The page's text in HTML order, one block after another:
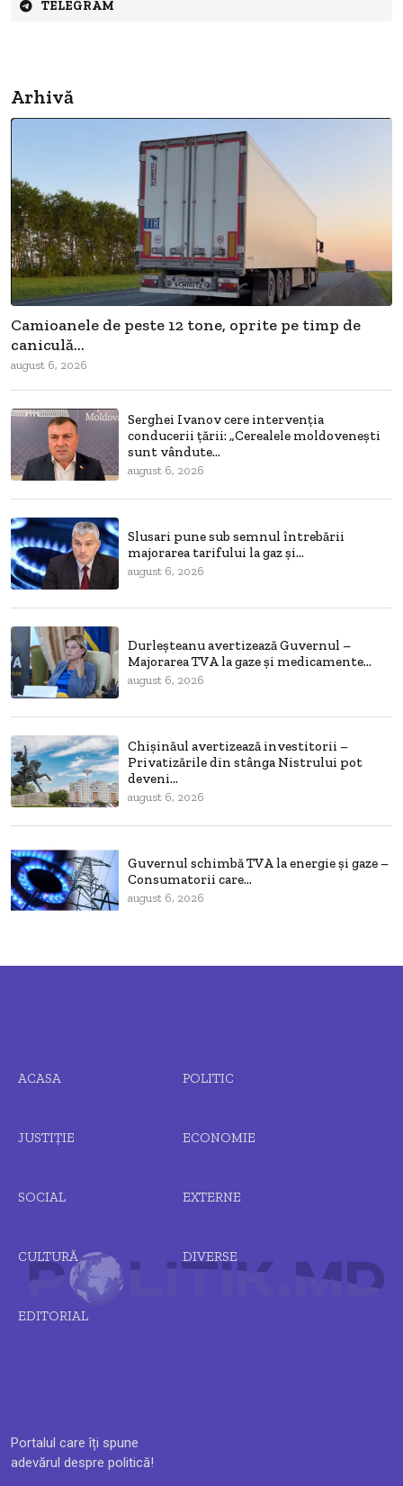
TELEGRAM
Arhivă
Camioanele de peste 12 tone, oprite pe timp de
caniculă...
august 6, 2026
Serghei Ivanov cere intervenția
conducerii țării: „Cerealele moldovenești
sunt vândute...
august 6, 2026
Slusari pune sub semnul întrebării
majorarea tarifului la gaz și...
august 6, 2026
Durleșteanu avertizează Guvernul –
Majorarea TVA la gaze și medicamente...
august 6, 2026
Chișinăul avertizează investitorii –
Privatizările din stânga Nistrului pot
deveni...
august 6, 2026
Guvernul schimbă TVA la energie și gaze –
Consumatorii care...
august 6, 2026
Portalul care îți spune
adevărul despre politică!
ACASA POLITIC
JUSTIȚIE ECONOMIE
SOCIAL EXTERNE
CULTURĂ DIVERSE
EDITORIAL